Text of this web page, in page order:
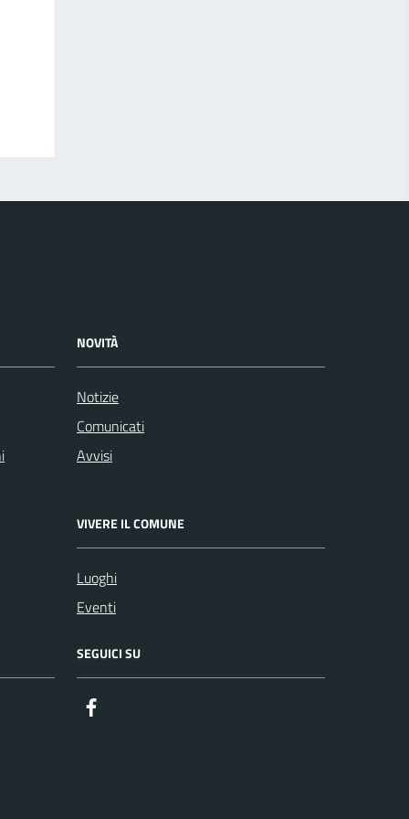
NOVITÀ
Notizie
Comunicati
Avvisi
VIVERE IL COMUNE
Luoghi
Eventi
SEGUICI SU